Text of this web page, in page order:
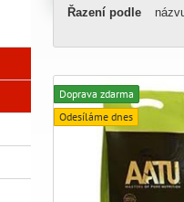
Řazení podle
Doprava zdarma
Odesíláme dnes